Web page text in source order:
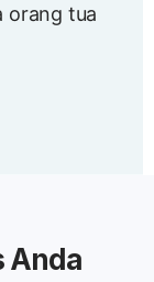
orang tua
Anda